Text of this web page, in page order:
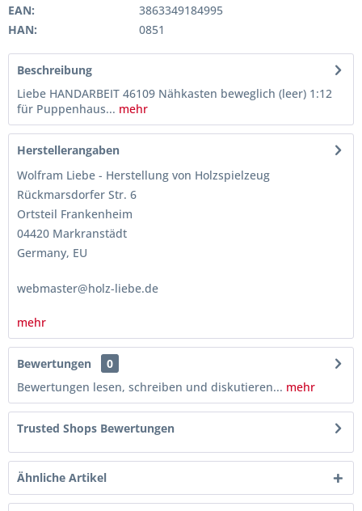
EAN:
3863349184995
HAN:
0851
Beschreibung
Liebe HANDARBEIT 46109 Nähkasten beweglich (leer) 1:12
für Puppenhaus... mehr
Herstellerangaben
Wolfram Liebe - Herstellung von Holzspielzeug
Rückmarsdorfer Str. 6
Ortsteil Frankenheim
04420 Markranstädt
Germany, EU
webmaster@holz-liebe.de
mehr
Bewertungen
0
Bewertungen lesen, schreiben und diskutieren... mehr
Trusted Shops Bewertungen
Ähnliche Artikel